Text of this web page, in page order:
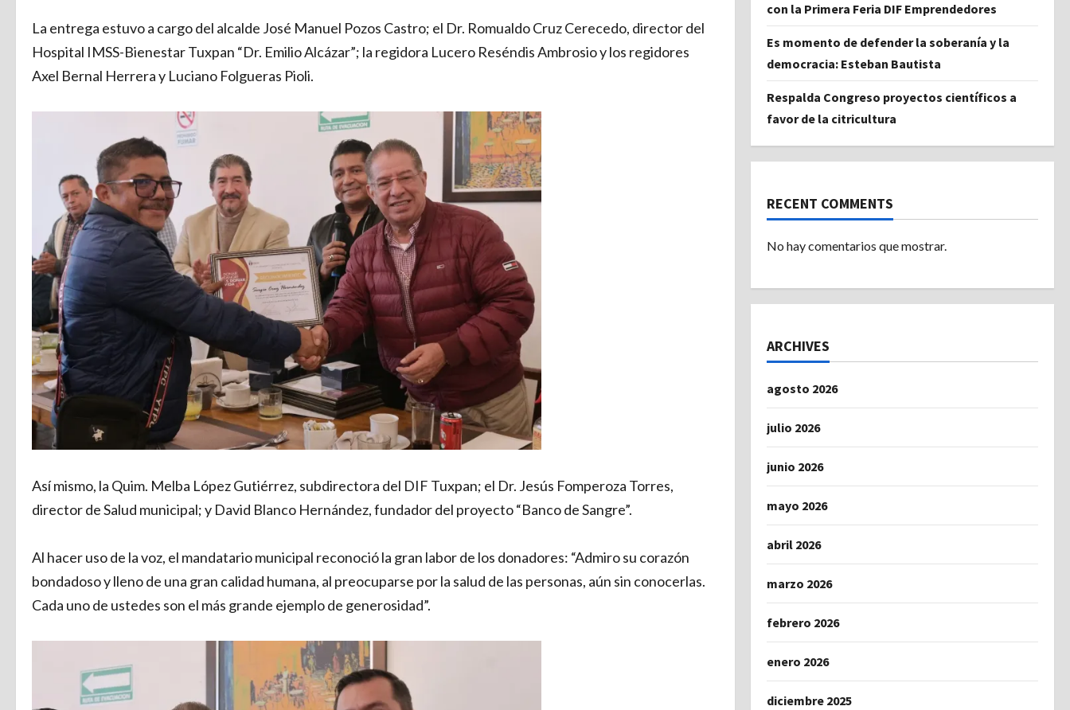
La entrega estuvo a cargo del alcalde José Manuel Pozos Castro; el Dr. Romualdo Cruz Cerecedo, director del
Hospital IMSS-Bienestar Tuxpan “Dr. Emilio Alcázar”; la regidora Lucero Reséndis Ambrosio y los regidores
Axel Bernal Herrera y Luciano Folgueras Pioli.
Así mismo, la Quim. Melba López Gutiérrez, subdirectora del DIF Tuxpan; el Dr. Jesús Fomperoza Torres,
director de Salud municipal; y David Blanco Hernández, fundador del proyecto “Banco de Sangre”.
Al hacer uso de la voz, el mandatario municipal reconoció la gran labor de los donadores: “Admiro su corazón
bondadoso y lleno de una gran calidad humana, al preocuparse por la salud de las personas, aún sin conocerlas.
Cada uno de ustedes son el más grande ejemplo de generosidad”.
con la Primera Feria DIF Emprendedores
Es momento de defender la soberanía y la
democracia: Esteban Bautista
Respalda Congreso proyectos científicos a
favor de la citricultura
RECENT COMMENTS
No hay comentarios que mostrar.
ARCHIVES
agosto 2026
julio 2026
junio 2026
mayo 2026
abril 2026
marzo 2026
febrero 2026
enero 2026
diciembre 2025